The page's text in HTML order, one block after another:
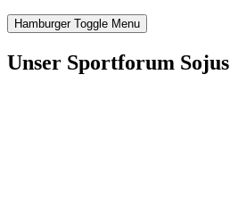
Hamburger Toggle Menu
Unser Sportforum Sojus